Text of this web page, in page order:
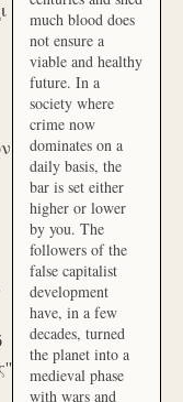
much blood does
not ensure a
viable and healthy
future. In a
society where
crime now
dominates on a
daily basis, the
bar is set either
higher or lower
by you. The
followers of the
false capitalist
development
have, in a few
decades, turned
the planet into a
medieval phase
with wars and